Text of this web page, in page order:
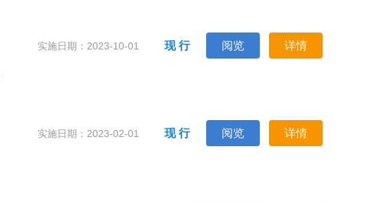
现 行 阅览 详情
实施日期：2023-10-01
现 行 阅览 详情
实施日期：2023-02-01